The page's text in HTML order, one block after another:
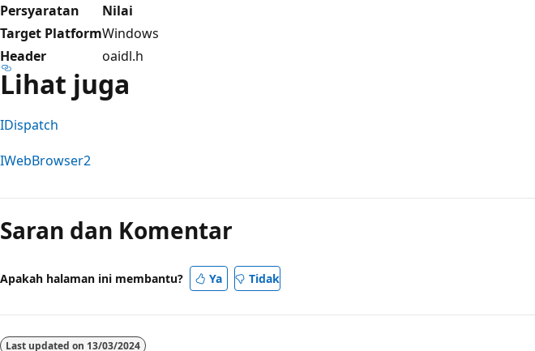
Persyaratan
Nilai
Target PlatformWindows
Header
oaidl.h
Lihat juga
IDispatch
IWebBrowser2
Saran dan Komentar
Apakah halaman ini membantu? Ya Tidak
Last updated on 13/03/2024